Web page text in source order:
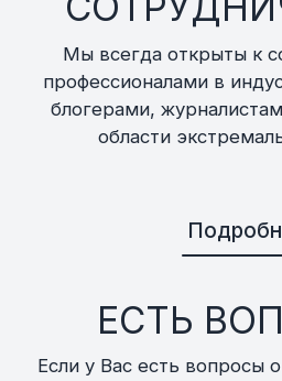
Мы всегда открыты к
профессионалами в
блогерами,
области
ЕСТЬ
Если у Вас есть вопросы